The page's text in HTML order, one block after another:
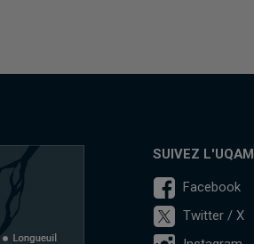
SUIVEZ L'UQAM
Facebook
Twitter / X